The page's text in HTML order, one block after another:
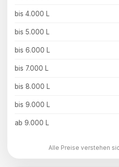
bis 4.000 L
bis 5.000 L
bis 6.000 L
bis 7.000 L
bis 8.000 L
bis 9.000 L
ab 9.000 L
Alle Preise verstehen